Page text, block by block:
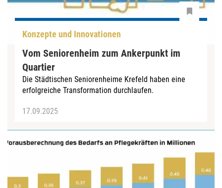
Konzepte und Innovationen
Vom Seniorenheim zum Ankerpunkt im
Quartier
Die Städtischen Seniorenheime Krefeld haben eine
erfolgreiche Transformation durchlaufen.
17.09.2025